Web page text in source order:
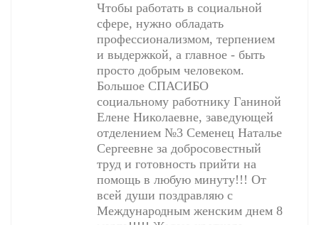
Чтобы работать в социальной
сфере, нужно обладать
профессионализмом, терпением
и выдержкой, а главное - быть
просто добрым человеком.
Большое СПАСИБО
социальному работнику Ганиной
Елене Николаевне, заведующей
отделением №3 Семенец Наталье
Сергеевне за добросовестный
труд и готовность прийти на
помощь в любую минуту!!! От
всей души поздравляю с
Международным женским днем 8